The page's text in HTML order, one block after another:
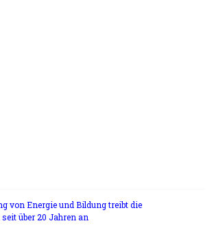
von Energie und Bildung treibt die
über 20 Jahren an